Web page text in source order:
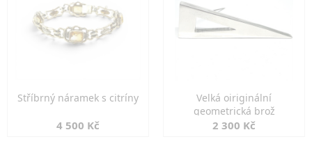
Stříbrný náramek s citríny
4 500 Kč
Velká oiriginální
geometrická brož
2 300 Kč